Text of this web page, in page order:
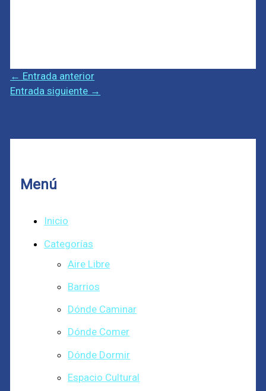
← Entrada anterior
Entrada siguiente →
Menú
Inicio
Categorías
Aire Libre
Barrios
Dónde Caminar
Dónde Comer
Dónde Dormir
Espacio Cultural